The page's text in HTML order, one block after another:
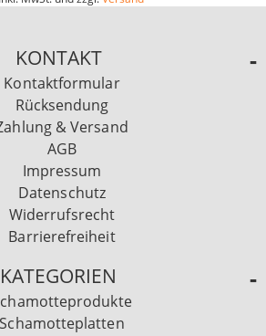
KONTAKT
Kontaktformular
Rücksendung
& Versand
AGB
Impressum
Datenschutz
Widerrufsrecht
Barrierefreiheit
KATEGORIEN
Schamotteplatten